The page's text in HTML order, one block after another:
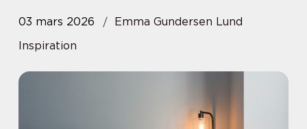
03 mars 2026
Emma Gundersen Lund
Inspiration